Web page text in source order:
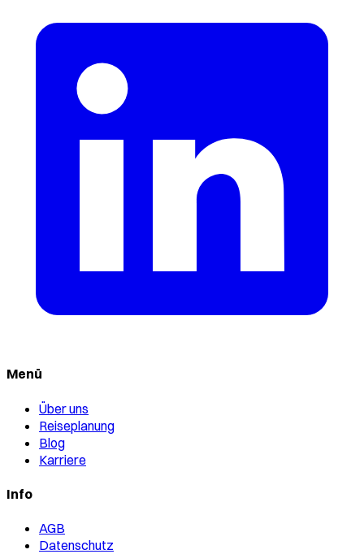
Menü
Über uns
Reiseplanung
Blog
Karriere
Info
AGB
Datenschutz